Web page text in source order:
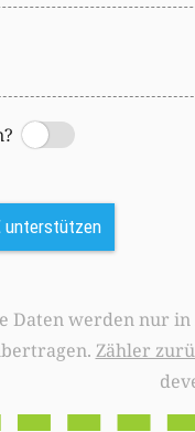
unterstützen
Zähler